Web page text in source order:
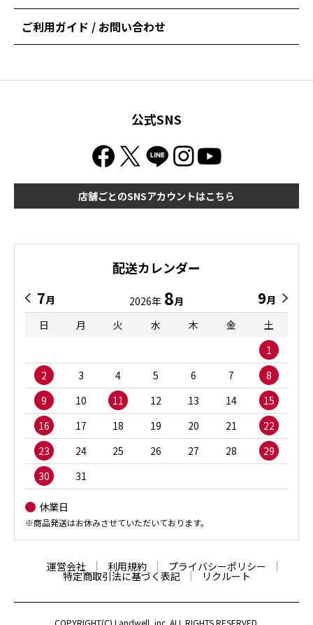
ご利用ガイド / お問い合わせ
公式SNS
店舗ごとのSNSアカウントはこちら
配送カレンダー
7月 2026年 8月 9月
日
月 火 水 木 金
土
1
2
3 4 5 6 7
8
9
10 11 12 13 14
15
16
17 18 19 20 21
22
23
24 25 26 27 28
29
30
31
休業日
※商品発送はお休みさせていただいております。
運営会社 利用規約 プライバシーポリシー
特定商取引法に基づく表記 リクルート
COPYRIGHT(C) Landwell, inc. ALL RIGHTS RESERVED.